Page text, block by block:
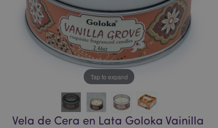
Tap to expand
Vela de Cera en Lata Goloka Vainilla